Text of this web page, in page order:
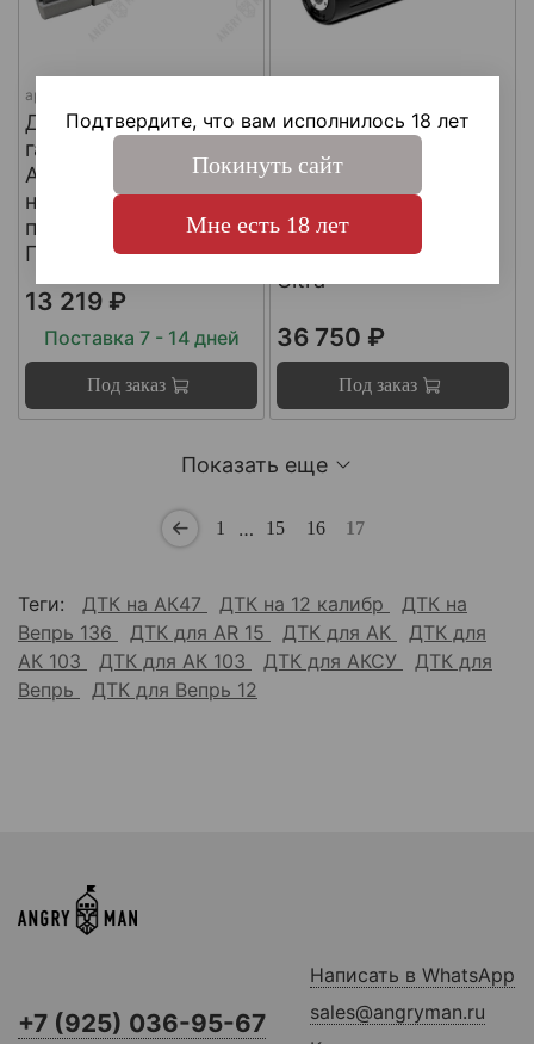
арт.
ДТКП
газоразгруженный на
АК12 G3 (с
несъемным
пламегасителем) ,
Пафган / PufGun
13 219 ₽
Поставка 7 - 14 дней
Под заказ
ДТКП
газоразгруженный
"NORMA" на
импортные
карабины, калибр
30-06, Matilda MG
Ultra
36 750 ₽
Под заказ
Показать еще
1 … 15 16 17
Теги: ДТК на АК47 ДТК на 12 калибр
ДТК на
Вепрь 136
ДТК для AR 15 ДТК для АК
ДТК для
АК 103
ДТК для АК 103 ДТК для АКСУ
ДТК для
Вепрь
ДТК для Вепрь 12
+7 (925) 036-95-67
Написать в WhatsApp
sales@angryman.ru
Подтвердите, что вам исполнилось 18 лет
Покинуть сайт
Мне есть 18 лет